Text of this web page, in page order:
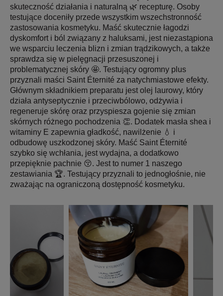
skuteczność działania i naturalną 🌿 recepturę. Osoby
testujące doceniły przede wszystkim wszechstronność
zastosowania kosmetyku. Maść skutecznie łagodzi
dyskomfort i ból związany z haluksami, jest niezastąpiona
we wsparciu leczenia blizn i zmian trądzikowych, a także
sprawdza się w pielęgnacji przesuszonej i
problematycznej skóry 🤩. Testujący ogromny plus
przyznali maści Saint Éternité za natychmiastowe efekty.
Głównym składnikiem preparatu jest olej laurowy, który
działa antyseptycznie i przeciwbólowo, odżywia i
regeneruje skórę oraz przyspiesza gojenie się zmian
skórnych różnego pochodzenia 👏. Dodatek masła shea i
witaminy E zapewnia gładkość, nawilżenie 💧 i
odbudowę uszkodzonej skóry. Maść Saint Éternité
szybko się wchłania, jest wydajna, a dodatkowo
przepięknie pachnie 😚. Jest to numer 1 naszego
zestawiania 🏆. Testujący przyznali to jednogłośnie, nie
zważając na ograniczoną dostępność kosmetyku.